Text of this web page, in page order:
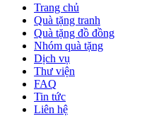
Trang chủ
Quà tặng tranh
Quà tặng đồ đồng
Nhóm quà tặng
Dịch vụ
Thư viện
FAQ
Tin tức
Liên hệ